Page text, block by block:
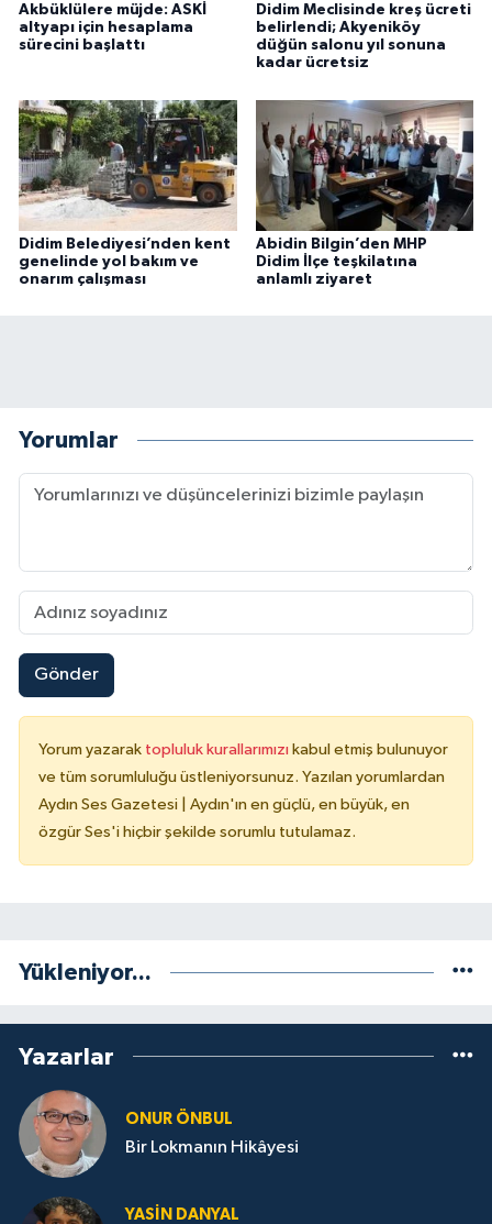
Akbüklülere müjde: ASKİ
altyapı için hesaplama
sürecini başlattı
Didim Meclisinde kreş ücreti
belirlendi; Akyeniköy
düğün salonu yıl sonuna
kadar ücretsiz
Didim Belediyesi’nden kent
genelinde yol bakım ve
onarım çalışması
Abidin Bilgin’den MHP
Didim İlçe teşkilatına
anlamlı ziyaret
Yorumlar
Gönder
Yorum yazarak topluluk kurallarımızı kabul etmiş bulunuyor
ve tüm sorumluluğu üstleniyorsunuz. Yazılan yorumlardan
Aydın Ses Gazetesi | Aydın'ın en güçlü, en büyük, en
özgür Ses'i hiçbir şekilde sorumlu tutulamaz.
Yükleniyor...
Yazarlar
ONUR ÖNBUL
Bir Lokmanın Hikâyesi
YASIN DANYAL